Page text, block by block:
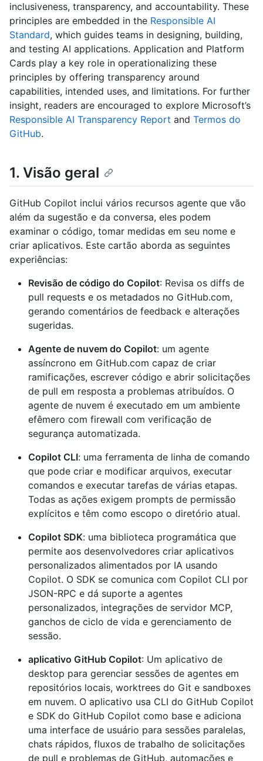
inclusiveness, transparency, and accountability. These
principles are embedded in the Responsible AI
Standard, which guides teams in designing, building,
and testing AI applications. Application and Platform
Cards play a key role in operationalizing these
principles by offering transparency around
capabilities, intended uses, and limitations. For further
insight, readers are encouraged to explore Microsoft’s
Responsible AI Transparency Report and Termos do
GitHub.
1. Visão geral
GitHub Copilot inclui vários recursos agente que vão
além da sugestão e da conversa, eles podem
examinar o código, tomar medidas em seu nome e
criar aplicativos. Este cartão aborda as seguintes
experiências:
Revisão de código do Copilot: Revisa os diffs de
pull requests e os metadados no GitHub.com,
gerando comentários de feedback e alterações
sugeridas.
Agente de nuvem do Copilot: um agente
assíncrono em GitHub.com capaz de criar
ramificações, escrever código e abrir solicitações
de pull em resposta a problemas atribuídos. O
agente de nuvem é executado em um ambiente
efêmero com firewall com verificação de
segurança automatizada.
Copilot CLI: uma ferramenta de linha de comando
que pode criar e modificar arquivos, executar
comandos e executar tarefas de várias etapas.
Todas as ações exigem prompts de permissão
explícitos e têm como escopo o diretório atual.
Copilot SDK: uma biblioteca programática que
permite aos desenvolvedores criar aplicativos
personalizados alimentados por IA usando
Copilot. O SDK se comunica com Copilot CLI por
JSON-RPC e dá suporte a agentes
personalizados, integrações de servidor MCP,
ganchos de ciclo de vida e gerenciamento de
sessão.
aplicativo GitHub Copilot: Um aplicativo de
desktop para gerenciar sessões de agentes em
repositórios locais, worktrees do Git e sandboxes
em nuvem. O aplicativo usa CLI do GitHub Copilot
e SDK do GitHub Copilot como base e adiciona
uma interface de usuário para sessões paralelas,
chats rápidos, fluxos de trabalho de solicitações
de pull e problemas de GitHub, automações e